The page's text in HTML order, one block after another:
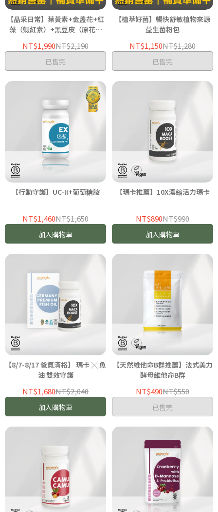
【晶采日常】葉黃素+金盞花+紅
藻（蝦紅素）+黑豆皮（原花青
NT$1,990NT$2,190
已售完
【植萃好菌】暢快舒敏植物來源
益生菌粉包
NT$1,150NT$1,280
已售完
【行動守護】UC-II+葡萄糖胺
NT$1,460NT$1,650
加入購物車
【瑪卡推薦】10X濃縮活力瑪卡
NT$890NT$990
加入購物車
【8/7-8/17 爸氣滿格】 瑪卡 ╳ 魚
油 雙效守護
NT$1,680NT$2,040
加入購物車
【天然維他命B群推薦】法式美力
酵母維他命B群
NT$490NT$550
已售完